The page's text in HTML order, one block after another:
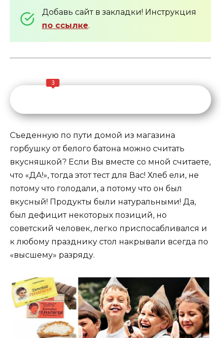
Добавь сайт в закладки! Инструкция
по ссылке.
3
Съеденную по пути домой из магазина
горбушку от белого батона можно считать
вкусняшкой? Если Вы вместе со мной считаете,
что «ДА!», тогда этот тест для Вас! Хлеб ели, не
потому что голодали, а потому что он был
вкусный! Продукты были натуральными! Да,
был дефицит некоторых позиций, но
советский человек, легко приспосабливался и
к любому празднику стол накрывали всегда по
«высшему» разряду.